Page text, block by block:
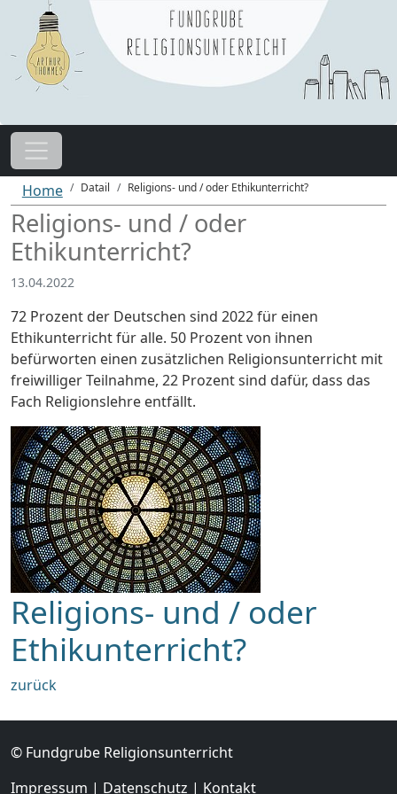
Home Datail Religions- und / oder Ethikunterricht?
Religions- und / oder
Ethikunterricht?
13.04.2022
72 Prozent der Deutschen sind 2022 für einen
Ethikunterricht für alle. 50 Prozent von ihnen
befürworten einen zusätzlichen Religionsunterricht mit
freiwilliger Teilnahme, 22 Prozent sind dafür, dass das
Fach Religionslehre entfällt.
Religions- und / oder
Ethikunterricht?
zurück
© Fundgrube Religionsunterricht
Impressum | Datenschutz | Kontakt